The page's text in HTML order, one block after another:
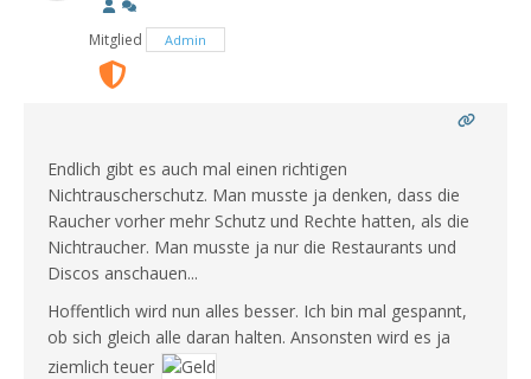
Mitglied Admin
Endlich gibt es auch mal einen richtigen
Nichtrauscherschutz. Man musste ja denken, dass die
Raucher vorher mehr Schutz und Rechte hatten, als die
Nichtraucher. Man musste ja nur die Restaurants und
Discos anschauen...
Hoffentlich wird nun alles besser. Ich bin mal gespannt,
ob sich gleich alle daran halten. Ansonsten wird es ja
ziemlich teuer